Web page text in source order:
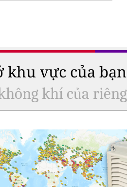
vực của
khí của